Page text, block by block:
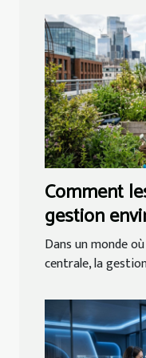
Comment
gestion
futures ?
Dans un monde
centrale, la